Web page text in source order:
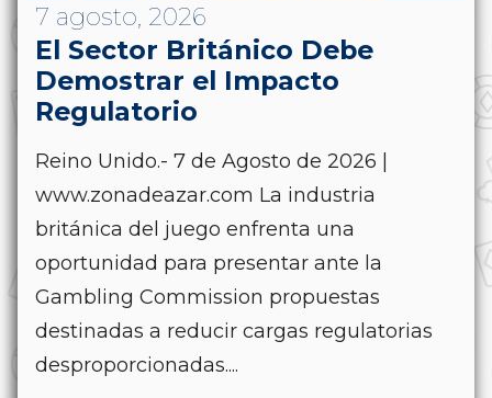
7 agosto, 2026
El Sector Británico Debe
Demostrar el Impacto
Regulatorio
Reino Unido.- 7 de Agosto de 2026 |
www.zonadeazar.com La industria
británica del juego enfrenta una
oportunidad para presentar ante la
Gambling Commission propuestas
destinadas a reducir cargas regulatorias
desproporcionadas....